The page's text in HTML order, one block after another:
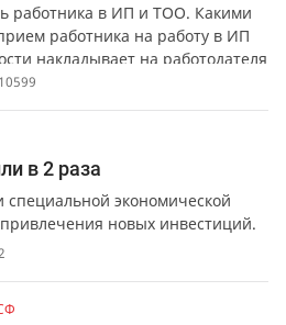
работника в ИП и ТОО. Какими
работника на работу в ИП
накладывает на работодателя
работников.
в 2 раза
экономической
новых инвестиций.